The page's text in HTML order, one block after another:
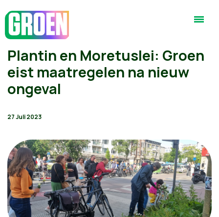
Plantin en Moretuslei: Groen
eist maatregelen na nieuw
ongeval
27 Juli 2023